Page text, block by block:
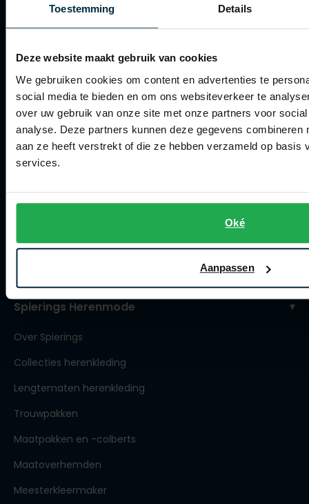
Toestemming Details
Deze website maakt gebruik van cookies
We gebruiken cookies om content en advertenties te
social media te bieden en om ons websiteverkeer te
over uw gebruik van onze site met onze partners voor
analyse. Deze partners kunnen deze gegevens combineren
aan ze heeft verstrekt of die ze hebben verzameld op basis
services.
Oké
Aanpassen
Klachtenafhandeling
Actievoorwaarden
Artikelonderhoud
Winkel
Winkel
Contact winkel
Spierings Herenmode
Over Spierings
Collecties herenkleding
Lengtematen herenkleding
Trouwpakken
Maatpakken en -colberts
Maatoverhemden
Meesterkleermaker